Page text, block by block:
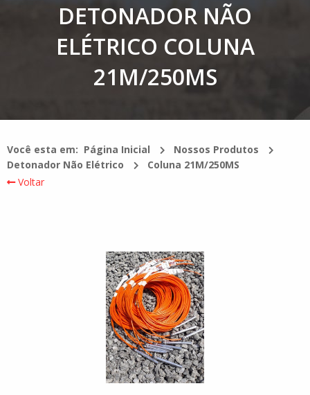
DETONADOR NÃO
ELÉTRICO COLUNA
21M/250MS
Você esta em: Página Inicial
Nossos Produtos
Detonador Não Elétrico
Coluna 21M/250MS
Voltar